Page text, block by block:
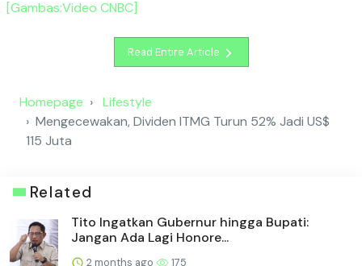
[Gambas:Video CNBC]
Read Entire Article
Homepage
Lifestyle
Mengecewakan, Dividen ITMG Turun 52% Jadi US$
115 Juta
Related
Tito Ingatkan Gubernur hingga Bupati:
Jangan Ada Lagi Honore...
2 months ago 175